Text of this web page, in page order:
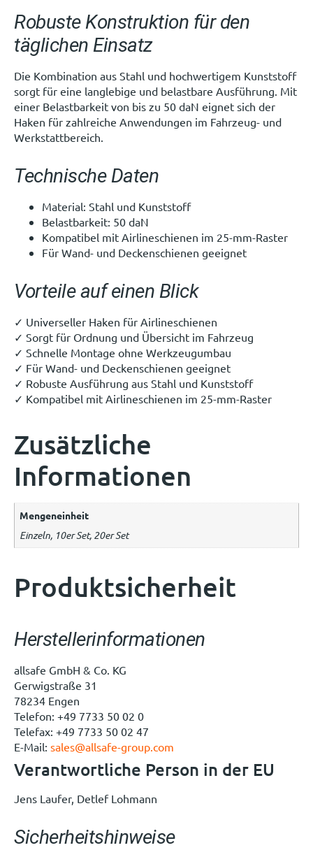
Robuste Konstruktion für den
täglichen Einsatz
Die Kombination aus Stahl und hochwertigem Kunststoff
sorgt für eine langlebige und belastbare Ausführung. Mit
einer Belastbarkeit von bis zu 50 daN eignet sich der
Haken für zahlreiche Anwendungen im Fahrzeug- und
Werkstattbereich.
Technische Daten
Material: Stahl und Kunststoff
Belastbarkeit: 50 daN
Kompatibel mit Airlineschienen im 25-mm-Raster
Für Wand- und Deckenschienen geeignet
Vorteile auf einen Blick
✓ Universeller Haken für Airlineschienen
✓ Sorgt für Ordnung und Übersicht im Fahrzeug
✓ Schnelle Montage ohne Werkzeugumbau
✓ Für Wand- und Deckenschienen geeignet
✓ Robuste Ausführung aus Stahl und Kunststoff
✓ Kompatibel mit Airlineschienen im 25-mm-Raster
Zusätzliche
Informationen
Mengeneinheit
Einzeln, 10er Set, 20er Set
Produktsicherheit
Herstellerinformationen
allsafe GmbH & Co. KG
Gerwigstraße 31
78234 Engen
Telefon: +49 7733 50 02 0
Telefax: +49 7733 50 02 47
E-Mail: sales@allsafe-group.com
Verantwortliche Person in der EU
Jens Laufer, Detlef Lohmann
Sicherheitshinweise